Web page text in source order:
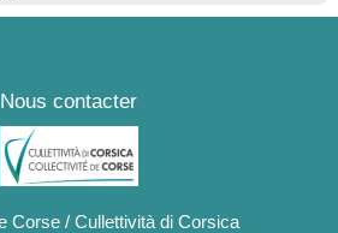
Nous contacter
Corse / Cullettività di Corsica